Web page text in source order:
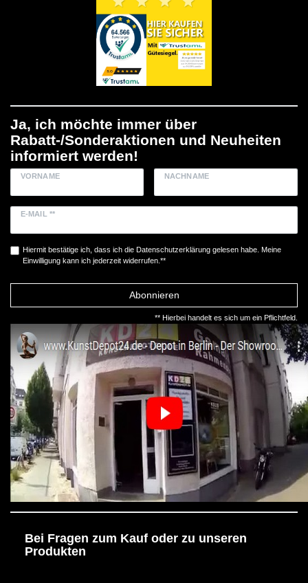
Ja, ich möchte immer über
Rabatt-/Sonderaktionen und Neuheiten
informiert werden!
VORNAME NACHNAME
E-MAIL **
Hiermit bestätige ich, dass ich die Daten­schutz­erklärunggelesen habe. Meine
Einwilligung kann ich jederzeit widerrufen.**
Abonnieren
** Hierbei handelt es sich um ein Pflichtfeld.
Bei Fragen zum Kauf oder zu unseren
Produkten